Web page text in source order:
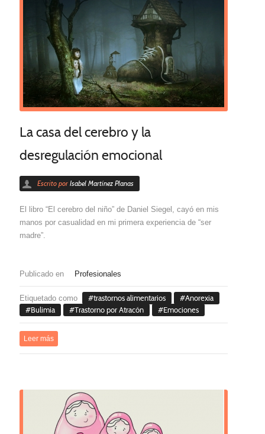
La casa del cerebro y la
desregulación emocional
Escrito por Isabel Martínez Planas
El libro “El cerebro del niño” de Daniel Siegel, cayó en mis
manos por casualidad en mi primera experiencia de “ser
madre”.
Publicado en Profesionales
Etiquetado como trastornos alimentarios
Anorexia
Bulimia
Trastorno por Atracón Emociones
Leer más